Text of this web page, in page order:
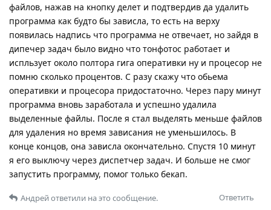
файлов, нажав на кнопку делет и подтвердив да удалить
программа как будто бы зависла, то есть на верху
появилась надпись что программа не отвечает, но зайдя в
дипечер задач было видно что тонфотос работает и
испльзует около полтора гига оперативки ну и процесор не
помню сколько процентов. С разу скажу что обьема
оперативки и процесора придостаточно. Через пару минут
программа вновь заработала и успешно удалила
выделенные файлы. После я стал выделять меньше файлов
для удаления но время зависания не уменьшилось. В
конце концов, она зависла окончательно. Спустя 10 минут
я его выключу через диспетчер задач. И больше не смог
запустить программу, помог только бекап.
Ответить
Андрейответили на это сообщение.